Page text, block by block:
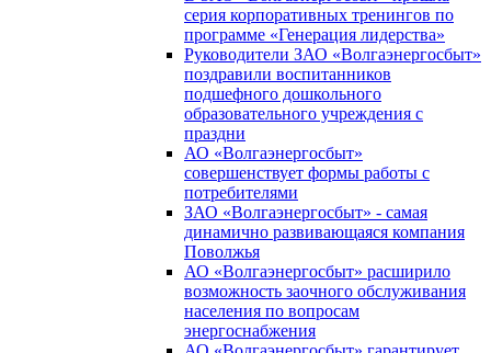
серия корпоративных тренингов по
программе «Генерация лидерства»
Руководители ЗАО «Волгаэнергосбыт»
поздравили воспитанников
подшефного дошкольного
образовательного учреждения с
праздни
АО «Волгаэнергосбыт»
совершенствует формы работы с
потребителями
ЗАО «Волгаэнергосбыт» - самая
динамично развивающаяся компания
Поволжья
АО «Волгаэнергосбыт» расширило
возможность заочного обслуживания
населения по вопросам
энергоснабжения